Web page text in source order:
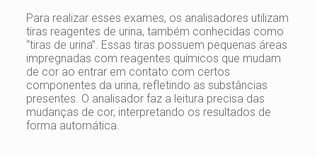
Para realizar esses exames, os analisadores utilizam
tiras reagentes de urina, também conhecidas como
“tiras de urina”. Essas tiras possuem pequenas áreas
impregnadas com reagentes químicos que mudam
de cor ao entrar em contato com certos
componentes da urina, refletindo as substâncias
presentes. O analisador faz a leitura precisa das
mudanças de cor, interpretando os resultados de
forma automática.